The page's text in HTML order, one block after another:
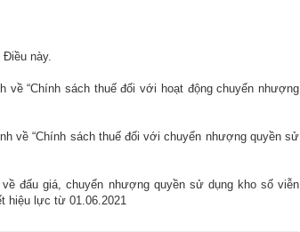
này.
về “Chính sách thuế đối với hoạt động chuyển nhượng
về “Chính sách thuế đối với chuyển nhượng quyền sử
đấu giá, chuyển nhượng quyền sử dụng kho số viễn
hiệu lực từ 01.06.2021